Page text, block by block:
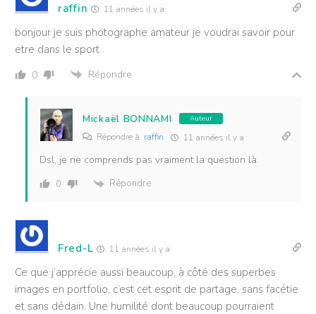
raffin 11 années il y a
bonjour je suis photographe amateur je voudrai savoir pour
etre dans le sport
0 Répondre
Mickaël BONNAMI Auteur
Répondre à raffin 11 années il y a
Dsl, je ne comprends pas vraiment la question là.
0 Répondre
Fred-L 11 années il y a
Ce que j’apprécie aussi beaucoup, à côté des superbes
images en portfolio, c’est cet esprit de partage, sans facétie
et sans dédain. Une humilité dont beaucoup pourraient